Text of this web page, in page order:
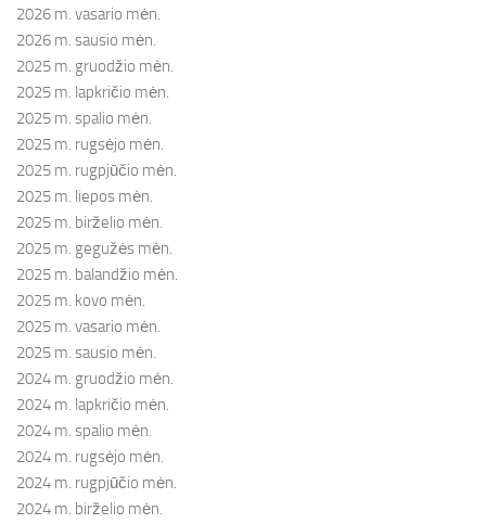
2026 m. vasario mėn.
2026 m. sausio mėn.
2025 m. gruodžio mėn.
2025 m. lapkričio mėn.
2025 m. spalio mėn.
2025 m. rugsėjo mėn.
2025 m. rugpjūčio mėn.
2025 m. liepos mėn.
2025 m. birželio mėn.
2025 m. gegužės mėn.
2025 m. balandžio mėn.
2025 m. kovo mėn.
2025 m. vasario mėn.
2025 m. sausio mėn.
2024 m. gruodžio mėn.
2024 m. lapkričio mėn.
2024 m. spalio mėn.
2024 m. rugsėjo mėn.
2024 m. rugpjūčio mėn.
2024 m. birželio mėn.